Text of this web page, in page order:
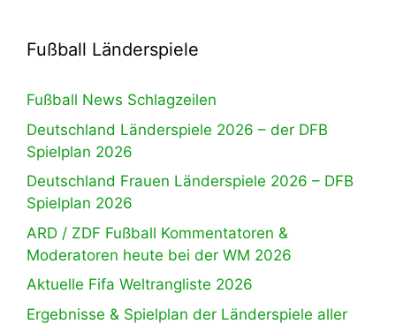
Fußball Länderspiele
Fußball News Schlagzeilen
Deutschland Länderspiele 2026 – der DFB
Spielplan 2026
Deutschland Frauen Länderspiele 2026 – DFB
Spielplan 2026
ARD / ZDF Fußball Kommentatoren &
Moderatoren heute bei der WM 2026
Aktuelle Fifa Weltrangliste 2026
Ergebnisse & Spielplan der Länderspiele aller